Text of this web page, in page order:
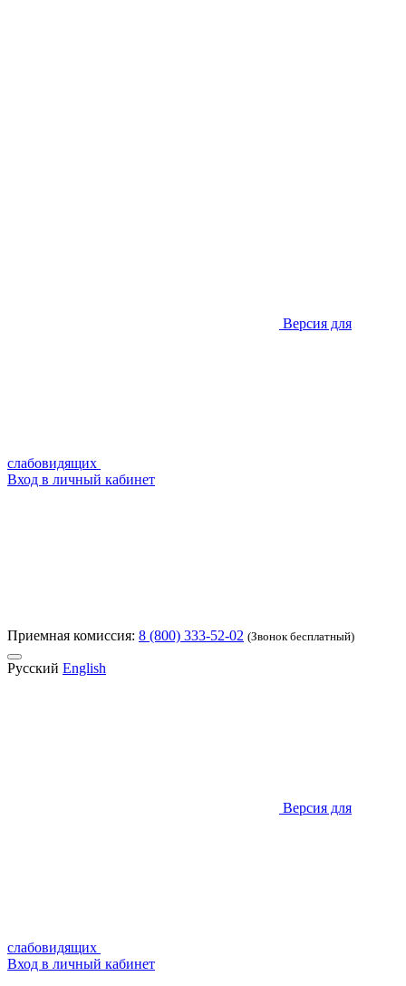
Версия для
слабовидящих
Вход в личный кабинет
Приемная комиссия: 8 (800) 333-52-02 (Звонок бесплатный)
Русский English
Версия для
слабовидящих
Вход в личный кабинет